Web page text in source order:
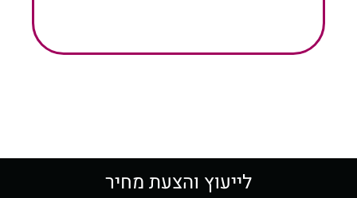
לייעוץ והצעת מחיר